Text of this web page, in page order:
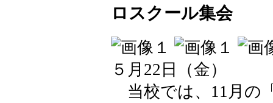
ロスクール集会
５月22日（金）
当校では、11月の